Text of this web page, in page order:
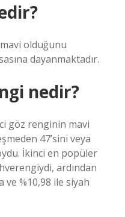
olduğunu
dayanmaktadır.
nedir?
göz renginin mavi
47’sini veya
İkinci en popüler
ardından
ve %10,98 ile siyah